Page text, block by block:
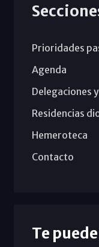
Prioridades
Agenda
Delegaciones
Residencias
Hemeroteca
Contacto
Te